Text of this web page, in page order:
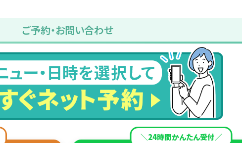
ご予約・お問い合わせ
＼24時間かんたん受付／